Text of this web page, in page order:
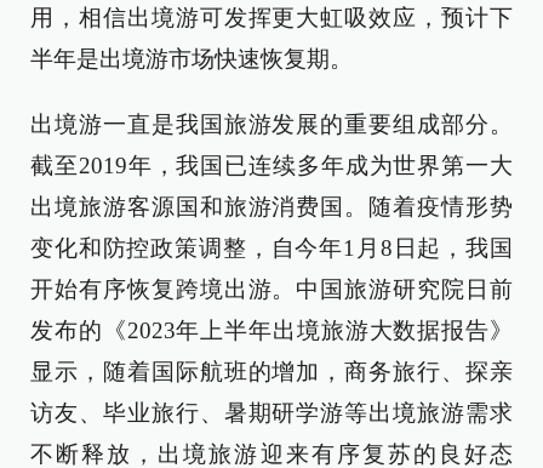
用，相信出境游可发挥更大虹吸效应，预计下
半年是出境游市场快速恢复期。
出境游一直是我国旅游发展的重要组成部分。
截至2019年，我国已连续多年成为世界第一大
出境旅游客源国和旅游消费国。随着疫情形势
变化和防控政策调整，自今年1月8日起，我国
开始有序恢复跨境出游。中国旅游研究院日前
发布的《2023年上半年出境旅游大数据报告》
显示，随着国际航班的增加，商务旅行、探亲
访友、毕业旅行、暑期研学游等出境旅游需求
不断释放，出境旅游迎来有序复苏的良好态